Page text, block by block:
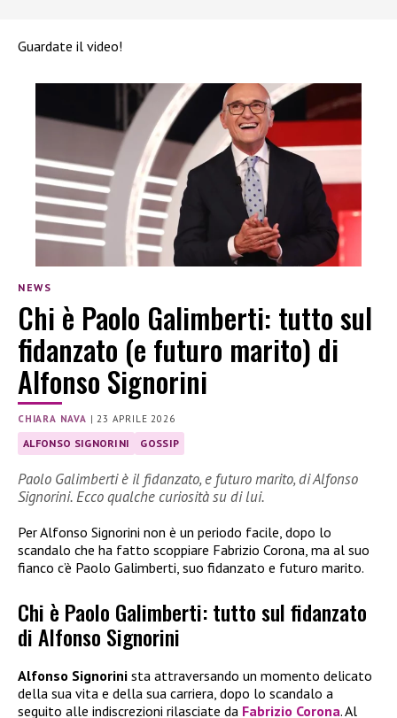
Guardate il video!
NEWS
Chi è Paolo Galimberti: tutto sul
fidanzato (e futuro marito) di
Alfonso Signorini
CHIARA NAVA |23 APRILE 2026
ALFONSO SIGNORINI GOSSIP
Paolo Galimberti è il fidanzato, e futuro marito, di Alfonso
Signorini. Ecco qualche curiosità su di lui.
Per Alfonso Signorini non è un periodo facile, dopo lo
scandalo che ha fatto scoppiare Fabrizio Corona, ma al suo
fianco c’è Paolo Galimberti, suo fidanzato e futuro marito.
Chi è Paolo Galimberti: tutto sul fidanzato
di Alfonso Signorini
Alfonso Signorini sta attraversando un momento delicato
della sua vita e della sua carriera, dopo lo scandalo a
seguito alle indiscrezioni rilasciate da Fabrizio Corona. Al